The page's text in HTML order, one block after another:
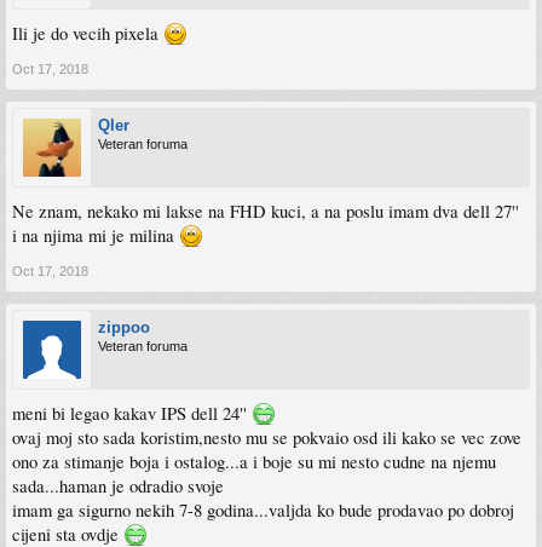
Ili je do vecih pixela
Oct 17, 2018
Qler
Veteran foruma
Ne znam, nekako mi lakse na FHD kuci, a na poslu imam dva dell 27''
i na njima mi je milina
Oct 17, 2018
zippoo
Veteran foruma
meni bi legao kakav IPS dell 24''
ovaj moj sto sada koristim,nesto mu se pokvaio osd ili kako se vec zove
ono za stimanje boja i ostalog...a i boje su mi nesto cudne na njemu
sada...haman je odradio svoje
imam ga sigurno nekih 7-8 godina...valjda ko bude prodavao po dobroj
cijeni sta ovdje